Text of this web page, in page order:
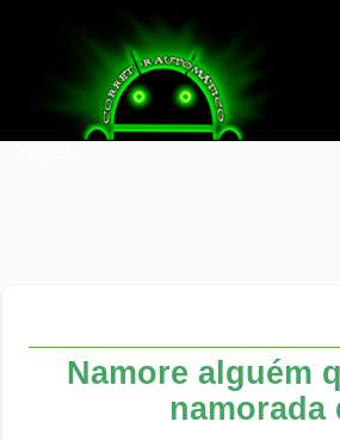
Namore alguém
namorada